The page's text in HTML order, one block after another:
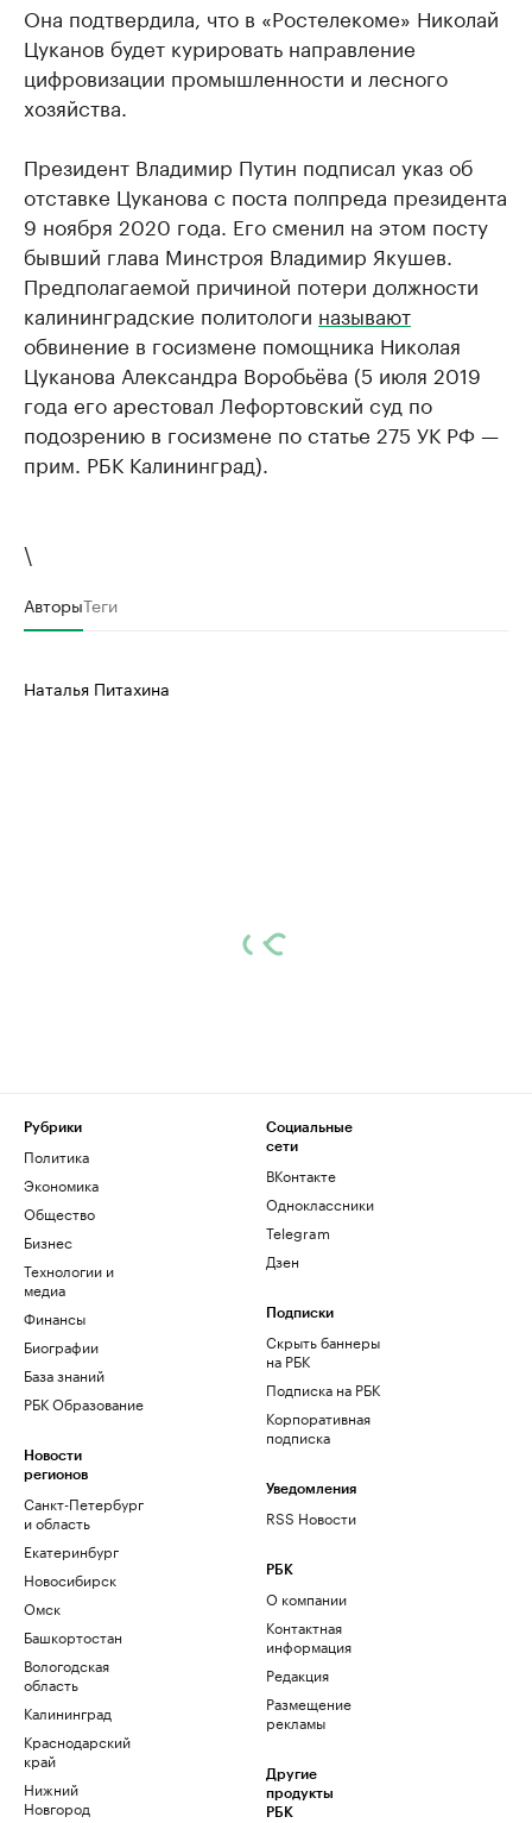
Она подтвердила, что в «Ростелекоме» Николай
Цуканов будет курировать направление
цифровизации промышленности и лесного
хозяйства.
Президент Владимир Путин подписал указ об
отставке Цуканова с поста полпреда президента
9 ноября 2020 года. Его сменил на этом посту
бывший глава Минстроя Владимир Якушев.
Предполагаемой причиной потери должности
калининградские политологи называют
обвинение в госизмене помощника Николая
Цуканова Александра Воробьёва (5 июля 2019
года его арестовал Лефортовский суд по
подозрению в госизмене по статье 275 УК РФ —
прим. РБК Калининград).
\
АвторыТеги
Наталья Питахина
Рубрики
Политика
Экономика
Общество
Бизнес
Технологии и
медиа
Финансы
Биографии
База знаний
РБК Образование
Новости
регионов
Санкт-Петербург
и область
Екатеринбург
Новосибирск
Омск
Башкортостан
Вологодская
область
Калининград
Краснодарский
край
Нижний
Новгород
Социальные
сети
ВКонтакте
Одноклассники
Telegram
Дзен
Подписки
Скрыть баннеры
на РБК
Подписка на РБК
Корпоративная
подписка
Уведомления
RSS Новости
РБК
О компании
Контактная
информация
Редакция
Размещение
рекламы
Другие
продукты
РБК